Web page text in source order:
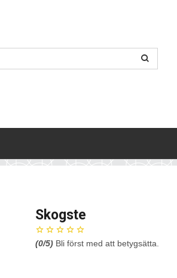
Skogste
(0/5) Bli först med att betygsätta.